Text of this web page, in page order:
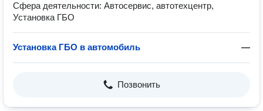
Сфера деятельности: Автосервис, автотехцентр,
Установка ГБО
Установка ГБО в автомобиль —
Позвонить